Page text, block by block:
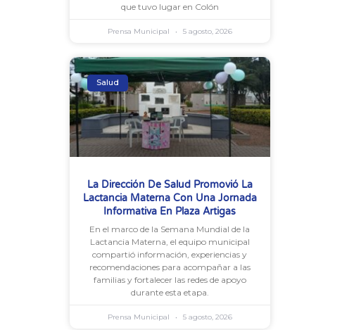
que tuvo lugar en Colón
Prensa Municipal 5 agosto, 2026
Salud
La Dirección De Salud Promovió La
Lactancia Materna Con Una Jornada
Informativa En Plaza Artigas
En el marco de la Semana Mundial de la
Lactancia Materna, el equipo municipal
compartió información, experiencias y
recomendaciones para acompañar a las
familias y fortalecer las redes de apoyo
durante esta etapa.
Prensa Municipal 5 agosto, 2026